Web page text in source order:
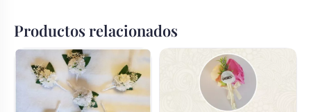
Productos relacionados